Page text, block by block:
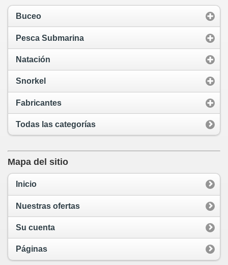
Buceo
Pesca Submarina
Natación
Snorkel
Fabricantes
Todas las categorías
Mapa del sitio
Inicio
Nuestras ofertas
Su cuenta
Páginas